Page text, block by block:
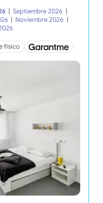
Septiembre 2026
Noviembre 2026
físico